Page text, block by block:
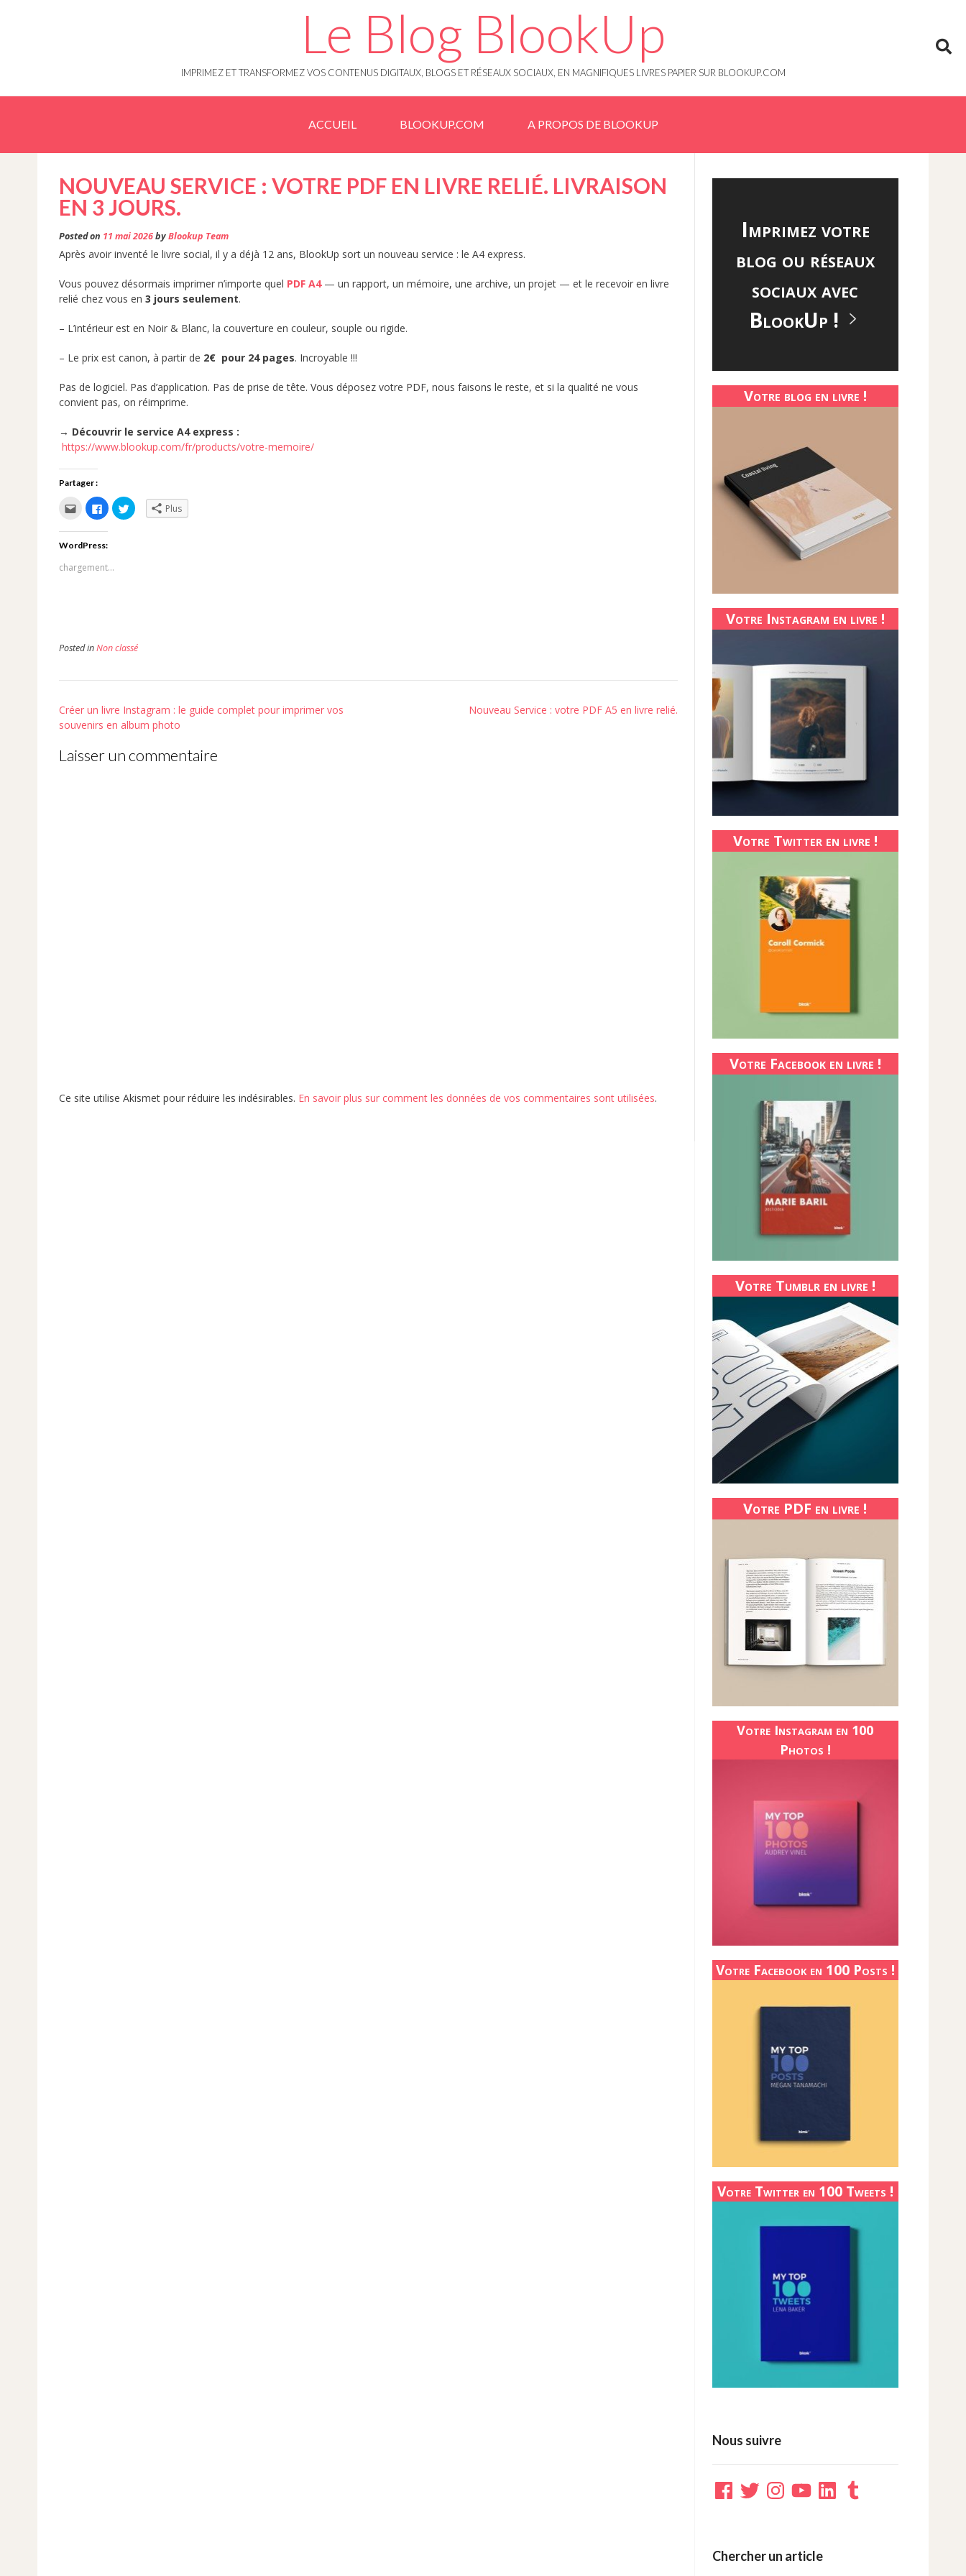
Le Blog BlookUp
IMPRIMEZ ET TRANSFORMEZ VOS CONTENUS DIGITAUX, BLOGS ET RÉSEAUX SOCIAUX, EN MAGNIFIQUES LIVRES PAPIER SUR BLOOKUP.COM
ACCUEIL BLOOKUP.COM A PROPOS DE BLOOKUP
NOUVEAU SERVICE : VOTRE PDF EN LIVRE RELIÉ. LIVRAISON
EN 3 JOURS.
Posted on 11 mai 2026byBlookup Team
Après avoir inventé le livre social, il y a déjà 12 ans, BlookUp sort un nouveau service : le A4 express.
Vous pouvez désormais imprimer n’importe quel PDF A4 — un rapport, un mémoire, une archive, un projet — et le recevoir en livre
relié chez vous en 3 jours seulement.
– L’intérieur est en Noir & Blanc, la couverture en couleur, souple ou rigide.
– Le prix est canon, à partir de 2€ pour 24 pages. Incroyable !!!
Pas de logiciel. Pas d’application. Pas de prise de tête. Vous déposez votre PDF, nous faisons le reste, et si la qualité ne vous
convient pas, on réimprime.
→ Découvrir le service A4 express :
https://www.blookup.com/fr/products/votre-memoire/
Partager :
Cliquez
pour
envoyer
par
e-
mail
un
ami(ouvre
Cliquez
pour
partager
sur
dans
nouvelle
fenêtre)
Cliquez
pour Plus
WordPress:
chargement…
Posted inNon classé
Post
navigation
Créer un livre Instagram : le guide complet pour imprimer vos
souvenirs en album photo
Nouveau Service : votre PDF A5 en livre relié.
Laisser un commentaire
Ce site utilise Akismet pour réduire les indésirables. En savoir plus sur comment les données de vos commentaires sont utilisées.
Imprimez votre
blog ou réseaux
sociaux avec
BlookUp !
Votre blog en livre !
Votre Instagram en livre !
Votre Twitter en livre !
Votre Facebook en livre !
Votre Tumblr en livre !
Votre PDF en livre !
Votre Instagram en 100
Photos !
Votre Facebook en 100 Posts !
Votre Twitter en 100 Tweets !
Nous suivre
Facebook
TwitterInstagramYouTubeLinkedInTumblr
Chercher un article